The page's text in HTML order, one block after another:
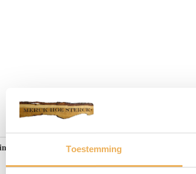
Toestemming
Extra informatie